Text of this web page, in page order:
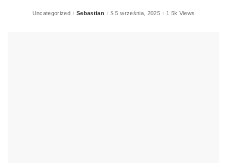
UncategorizedPosted
Sebastian 5 września, 2025 1.5k Views